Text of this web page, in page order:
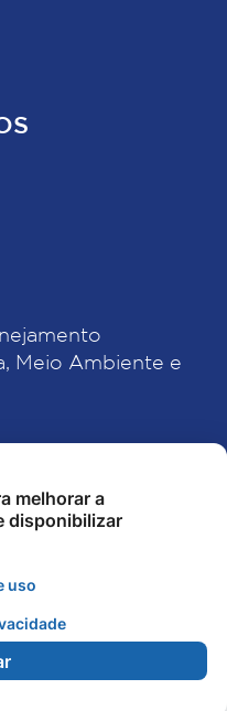
Meio Ambiente e
Ciência e
e Rodagens
melhorar a
disponibilizar
uso